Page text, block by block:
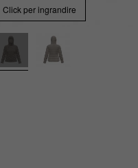
Click per ingrandire